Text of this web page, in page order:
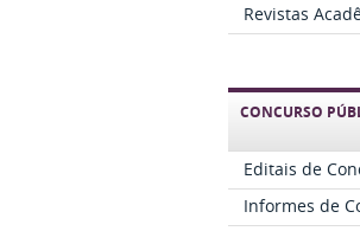
Revistas
CONCURSO
Editais de
Informes de